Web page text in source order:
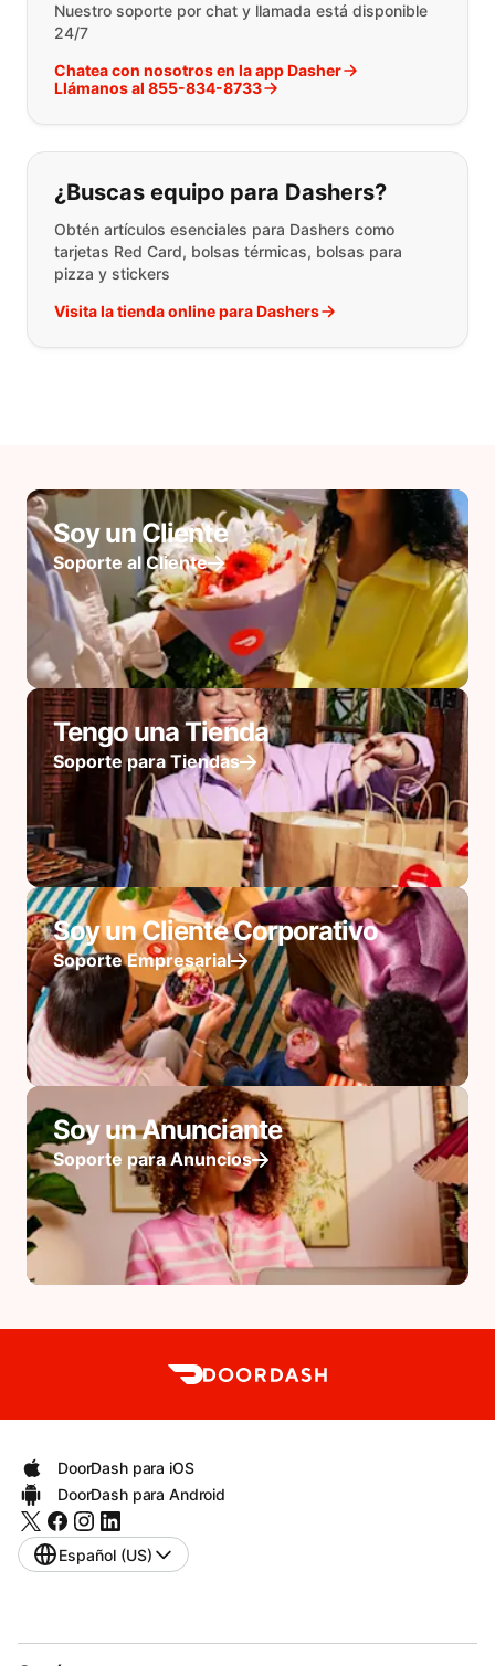
Nuestro soporte por chat y llamada está disponible
24/7
Chatea con nosotros en la app Dasher
Llámanos al 855-834-8733
¿Buscas equipo para Dashers?
Obtén artículos esenciales para Dashers como
tarjetas Red Card, bolsas térmicas, bolsas para
pizza y stickers
Visita la tienda online para Dashers
Soy un Cliente
Soporte al Cliente
Tengo una Tienda
Soporte para Tiendas
Soy un Cliente Corporativo
Soporte Empresarial
Soy un Anunciante
Soporte para Anuncios
DoorDash para iOS
DoorDash para Android
Español (US)